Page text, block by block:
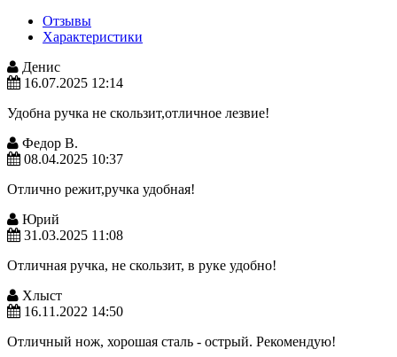
Отзывы
Характеристики
Денис
16.07.2025 12:14
Удобна ручка не скользит,отличное лезвие!
Федор В.
08.04.2025 10:37
Отлично режит,ручка удобная!
Юрий
31.03.2025 11:08
Отличная ручка, не скользит, в руке удобно!
Хлыст
16.11.2022 14:50
Отличный нож, хорошая сталь - острый. Рекомендую!